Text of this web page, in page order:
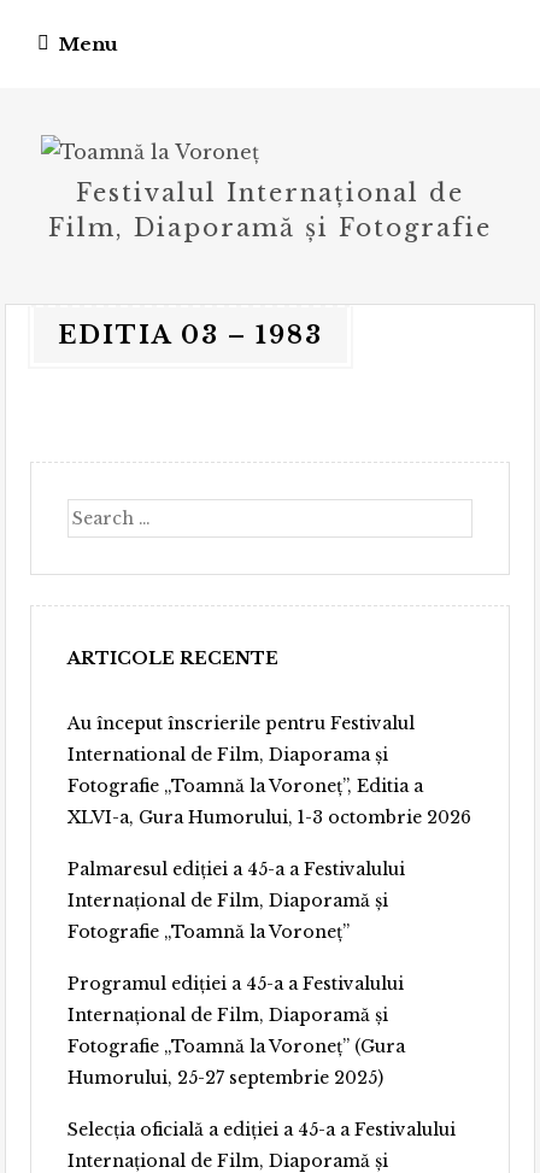
Menu
Festivalul Internațional de
Film, Diaporamă și Fotografie
EDITIA 03 – 1983
Search
ARTICOLE RECENTE
Au început înscrierile pentru Festivalul
International de Film, Diaporama și
Fotografie „Toamnă la Voroneț”, Editia a
XLVI-a, Gura Humorului, 1-3 octombrie 2026
Palmaresul ediției a 45-a a Festivalului
Internațional de Film, Diaporamă și
Fotografie „Toamnă la Voroneț”
Programul ediției a 45-a a Festivalului
Internațional de Film, Diaporamă și
Fotografie „Toamnă la Voroneț” (Gura
Humorului, 25-27 septembrie 2025)
Selecția oficială a ediției a 45-a a Festivalului
Internațional de Film, Diaporamă și